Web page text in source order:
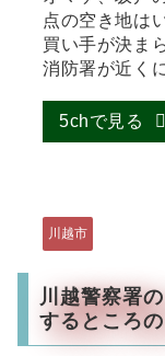
点の空き地は
買い手が決ま
消防署が近く
5chで見る
川越市
川越警察署
するところ